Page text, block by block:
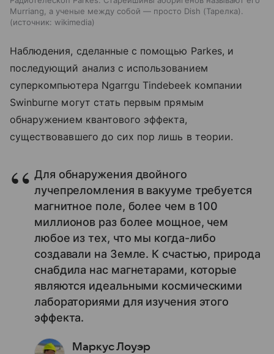
Murriang, а ученые между собой — просто Dish (Тарелка).
источник: wikimedia
Наблюдения, сделанные с помощью Parkes, и
последующий анализ с использованием
суперкомпьютера Ngarrgu Tindebeek компании
Swinburne могут стать первым прямым
обнаружением квантового эффекта,
существовавшего до сих пор лишь в теории.
Для обнаружения двойного
лучепреломления в вакууме требуется
магнитное поле, более чем в 100
миллионов раз более мощное, чем
любое из тех, что мы когда-либо
создавали на Земле. К счастью, природа
снабдила нас магнетарами, которые
являются идеальными космическими
лабораториями для изучения этого
эффекта.
Маркус Лоуэр